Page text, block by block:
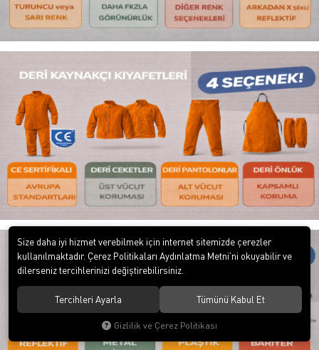
Size daha iyi hizmet verebilmek için internet sitemizde çerezler
kullanılmaktadır. Çerez Politikaları Aydınlatma Metni’ni okuyabilir ve
dilerseniz tercihlerinizi değiştirebilirsiniz.
Tercihleri Ayarla Tümünü Kabul Et
Gizlilik ve Çerez Politikası